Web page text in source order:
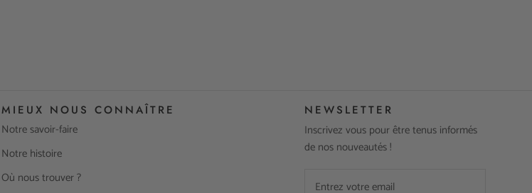
MIEUX NOUS CONNAÎTRE
Notre savoir-faire
Notre histoire
Où nous trouver ?
NEWSLETTER
Inscrivez vous pour être tenus informés
de nos nouveautés !